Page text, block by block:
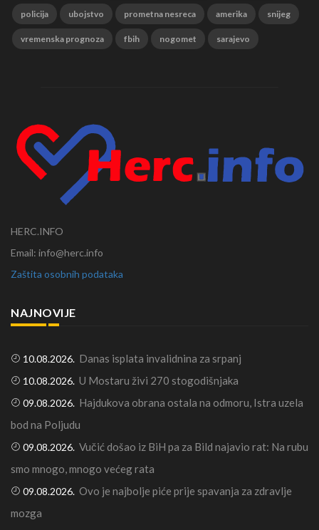
policija ubojstvo prometna nesreca amerika snijeg
vremenska prognoza fbih nogomet sarajevo
HERC.INFO
Email: info@herc.info
Zaštita osobnih podataka
NAJNOVIJE
10.08.2026. Danas isplata invalidnina za srpanj
10.08.2026. U Mostaru živi 270 stogodišnjaka
09.08.2026. Hajdukova obrana ostala na odmoru, Istra uzela
bod na Poljudu
09.08.2026. Vučić došao iz BiH pa za Bild najavio rat: Na rubu
smo mnogo, mnogo većeg rata
09.08.2026. Ovo je najbolje piće prije spavanja za zdravlje
mozga